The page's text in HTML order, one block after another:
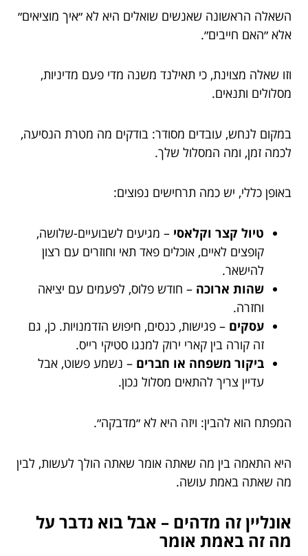
השאלה הראשונה שאנשים שואלים היא לא ״איך מוציאים״
אלא ״האם חייבים״.
וזו שאלה מצוינת, כי תאילנד משנה מדי פעם מדיניות,
מסלולים ותנאים.
במקום לנחש, עובדים מסודר: בודקים מה מטרת הנסיעה,
לכמה זמן, ומה המסלול שלך.
באופן כללי, יש כמה תרחישים נפוצים:
טיול קצר וקלאסי – מגיעים לשבועיים-שלושה,
קופצים לאיים, אוכלים פאד תאי וחוזרים עם רצון
להישאר.
שהות ארוכה – חודש פלוס, לפעמים עם יציאה
וחזרה.
עסקים – פגישות, כנסים, חיפוש הזדמנויות. כן, גם
זה קורה בין קארי ירוק למנגו סטיקי רייס.
ביקור משפחה או חברים – נשמע פשוט, אבל
עדיין צריך להתאים מסלול נכון.
המפתח הוא להבין: ויזה היא לא ״מדבקה״.
היא התאמה בין מה שאתה אומר שאתה הולך לעשות, לבין
מה שאתה באמת עושה.
אונליין זה מדהים – אבל בוא נדבר על
מה זה באמת אומר